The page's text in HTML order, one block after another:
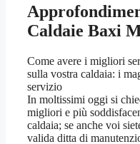
Caldaie Baxi
Come avere i migliori
sulla vostra caldaia: i
servizio
In moltissimi oggi si
migliori e più
caldaia; se anche voi
valida ditta di